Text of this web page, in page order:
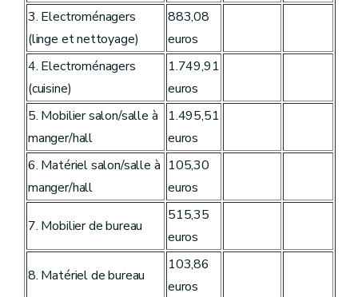
3. Electroménagers
(linge et nettoyage)
883,08
euros
4. Electroménagers
(cuisine)
1.749,91
euros
5. Mobilier salon/salle à
manger/hall
1.495,51
euros
6. Matériel salon/salle à
manger/hall
105,30
euros
7. Mobilier de bureau
515,35
euros
8. Matériel de bureau
103,86
euros